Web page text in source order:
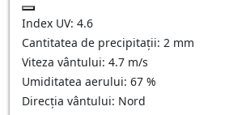
Index UV: 4.6
Cantitatea de precipitații: 2 mm
Viteza vântului: 4.7 m/s
Umiditatea aerului: 67 %
Direcția vântului: Nord